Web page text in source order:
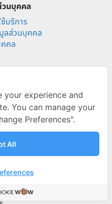
วนบุคคล
บริการ
ลส่วนบุคคล
คล
your experience and
You can manage your
Preferences".
All